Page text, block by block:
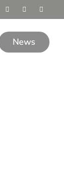
News